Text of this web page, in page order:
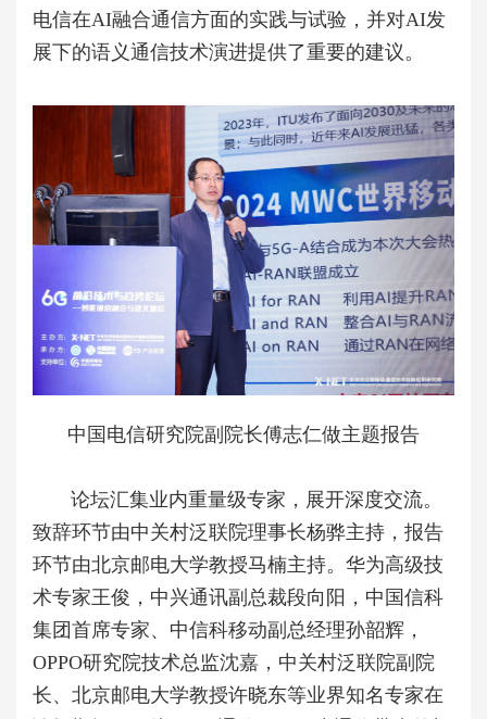
电信在AI融合通信方面的实践与试验，并对AI发
展下的语义通信技术演进提供了重要的建议。
中国电信研究院副院长傅志仁做主题报告
论坛汇集业内重量级专家，展开深度交流。
致辞环节由中关村泛联院理事长杨骅主持，报告
环节由北京邮电大学教授马楠主持。华为高级技
术专家王俊，中兴通讯副总裁段向阳，中国信科
集团首席专家、中信科移动副总经理孙韶辉，
OPPO研究院技术总监沈嘉，中关村泛联院副院
长、北京邮电大学教授许晓东等业界知名专家在